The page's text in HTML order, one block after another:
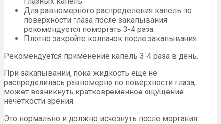
Для равномерного распределения капель по
поверхности глаза после закапывания
рекомендуется поморгать 3-4 раза.
Плотно закройте колпачок после закапывания.
Рекомендуется применение капель 3-4 раза в день.
При закапывании, пока жидкость еще не
распределилась равномерно по поверхности глаза,
может возникнуть кратковременное ощущение
нечеткости зрения.
Это нормально и должно исчезнуть после моргания.